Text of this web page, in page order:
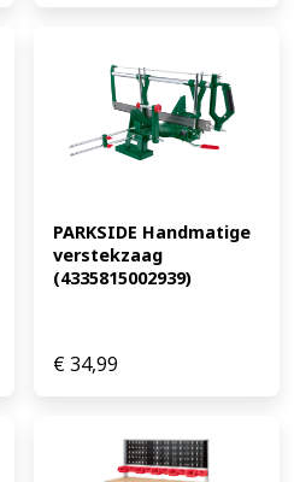
PARKSIDE Handmatige
verstekzaag
(4335815002939)
€34,99